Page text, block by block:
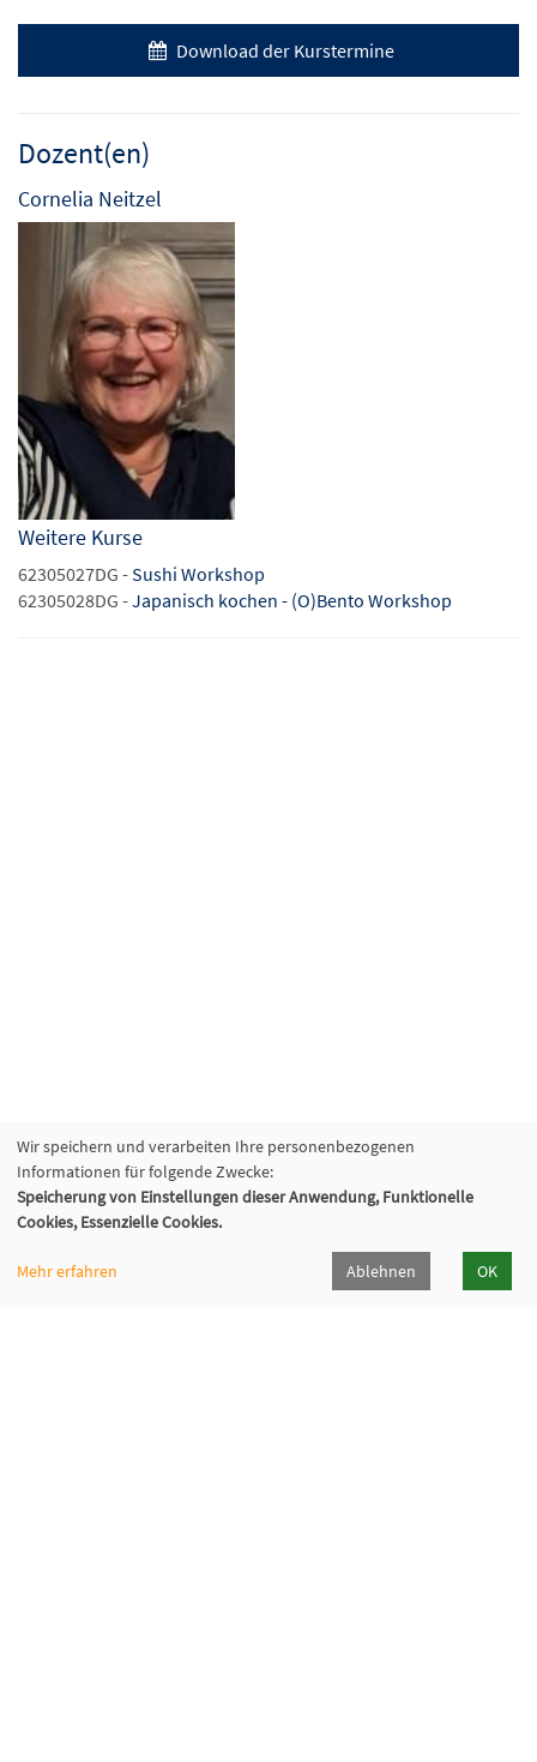
Download der Kurstermine
Dozent(en)
Cornelia Neitzel
Weitere Kurse
62305027DG -Sushi Workshop
62305028DG -Japanisch kochen - (O)Bento Workshop
Wir speichern und verarbeiten Ihre personenbezogenen
Informationen für folgende Zwecke:
Speicherung von Einstellungen dieser Anwendung, Funktionelle
Cookies, Essenzielle Cookies.
Mehr erfahren Ablehnen OK